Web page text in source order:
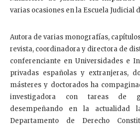
varias ocasiones en la Escuela Judicial
Autora de varias monografías,
revista, coordinadora y directora de
conferenciante en Universidades e
privadas españolas y extranjeras,
másteres y doctorados ha
investigadora con tareas de
desempeñando en la actualidad
Departamento de Derecho